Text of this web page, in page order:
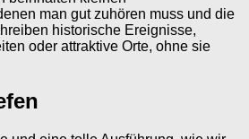
man gut zuhören muss und die
historische Ereignisse,
oder attraktive Orte, ohne sie